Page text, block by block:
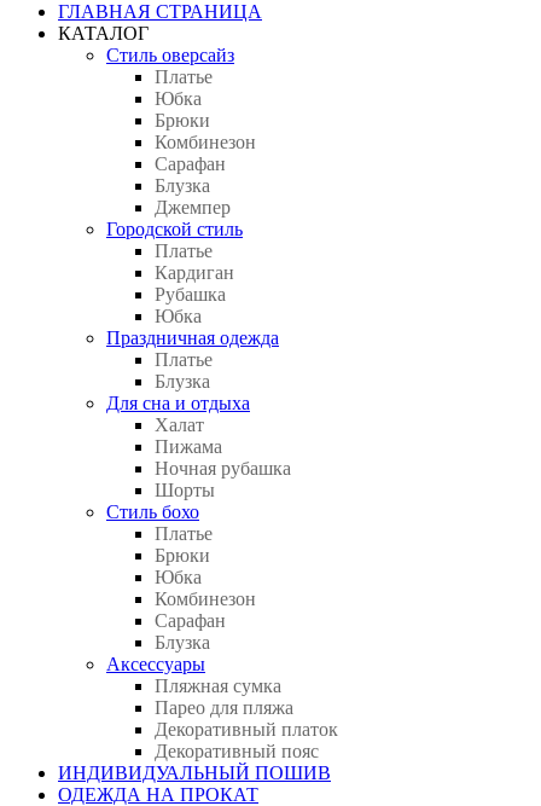
ГЛАВНАЯ СТРАНИЦА
КАТАЛОГ
Стиль оверсайз
Платье
Юбка
Брюки
Комбинезон
Сарафан
Блузка
Джемпер
Городской стиль
Платье
Кардиган
Рубашка
Юбка
Праздничная одежда
Платье
Блузка
Для сна и отдыха
Халат
Пижама
Ночная рубашка
Шорты
Стиль бохо
Платье
Брюки
Юбка
Комбинезон
Сарафан
Блузка
Аксессуары
Пляжная сумка
Парео для пляжа
Декоративный платок
Декоративный пояс
ИНДИВИДУАЛЬНЫЙ ПОШИВ
ОДЕЖДА НА ПРОКАТ